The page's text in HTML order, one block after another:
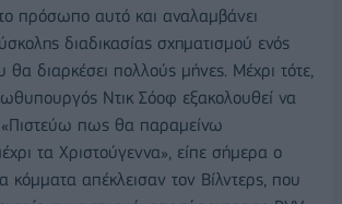
πρόσωπο αυτό και αναλαμβάνει
διαδικασίας σχηματισμού ενός
διαρκέσει πολλούς μήνες. Μέχρι τότε,
Ντικ Σόοφ εξακολουθεί να
«Πιστεύω πως θα παραμείνω
τα Χριστούγεννα», είπε σήμερα ο
κόμματα απέκλεισαν τον Βίλντερς, που